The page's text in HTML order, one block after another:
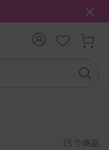
15 个商品